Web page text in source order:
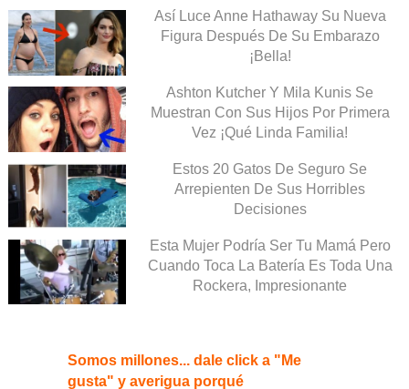
Así Luce Anne Hathaway Su Nueva
Figura Después De Su Embarazo
¡Bella!
Ashton Kutcher Y Mila Kunis Se
Muestran Con Sus Hijos Por Primera
Vez ¡Qué Linda Familia!
Estos 20 Gatos De Seguro Se
Arrepienten De Sus Horribles
Decisiones
Esta Mujer Podría Ser Tu Mamá Pero
Cuando Toca La Batería Es Toda Una
Rockera, Impresionante
Somos millones... dale click a "Me
gusta" y averigua porqué